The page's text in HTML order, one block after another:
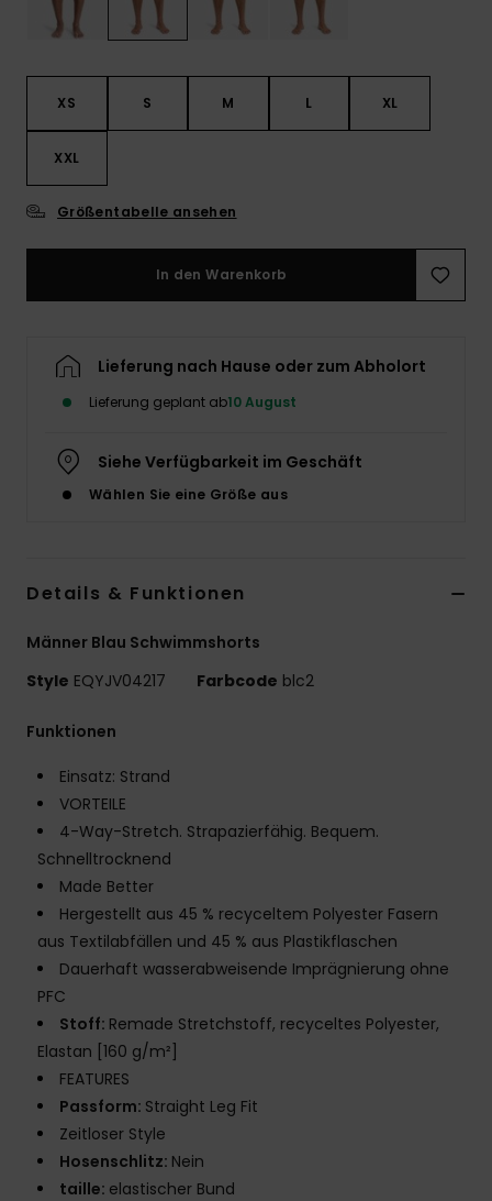
XS S M L XL
XXL
Größentabelle ansehen
In den Warenkorb
Lieferung nach Hause oder zum Abholort
Lieferung geplant ab10 August
Siehe Verfügbarkeit im Geschäft
Wählen Sie eine Größe aus
Details & Funktionen
Männer Blau Schwimmshorts
Style EQYJV04217 Farbcode blc2
Funktionen
Einsatz: Strand
VORTEILE
4-Way-Stretch. Strapazierfähig. Bequem.
Schnelltrocknend
Made Better
Hergestellt aus 45 % recyceltem Polyester Fasern
aus Textilabfällen und 45 % aus Plastikflaschen
Dauerhaft wasserabweisende Imprägnierung ohne
PFC
Stoff: Remade Stretchstoff, recyceltes Polyester,
Elastan [160 g/m²]
FEATURES
Passform: Straight Leg Fit
Zeitloser Style
Hosenschlitz: Nein
taille: elastischer Bund